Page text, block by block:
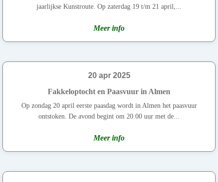
jaarlijkse Kunstroute. Op zaterdag 19 t/m 21 april,...
Meer info
20 apr 2025
Fakkeloptocht en Paasvuur in Almen
Op zondag 20 april eerste paasdag wordt in Almen het paasvuur
ontstoken. De avond begint om 20.00 uur met de...
Meer info